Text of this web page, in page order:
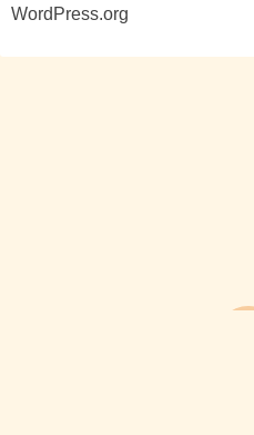
WordPress.org